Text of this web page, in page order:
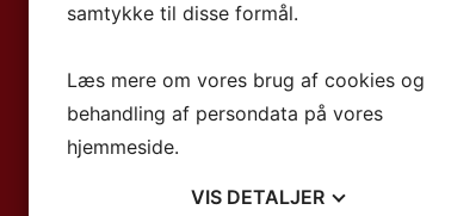
samtykke til disse formål.
Læs mere om vores brug af cookies og
behandling af persondata på vores
hjemmeside.
VIS DETALJER